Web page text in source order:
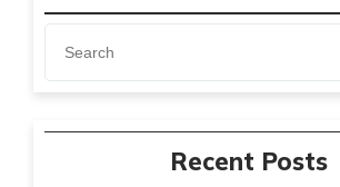
Recent Posts